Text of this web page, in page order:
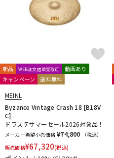
新品 WEB注文店頭受取可
動画あり
キャンペーン
送料無料
MEINL
Byzance Vintage Crash 18 [B18V
C]
ドラステサマーセール2026対象品！
メーカー希望小売価格 ¥74,800
（税込）
販売価格¥67,320(税込)